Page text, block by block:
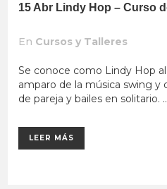
15 Abr Lindy Hop – Curso
En Cursos y Talleres
Se conoce como Lindy Hop
amparo de la música swing
de pareja y bailes en solitario.
LEER MÁS